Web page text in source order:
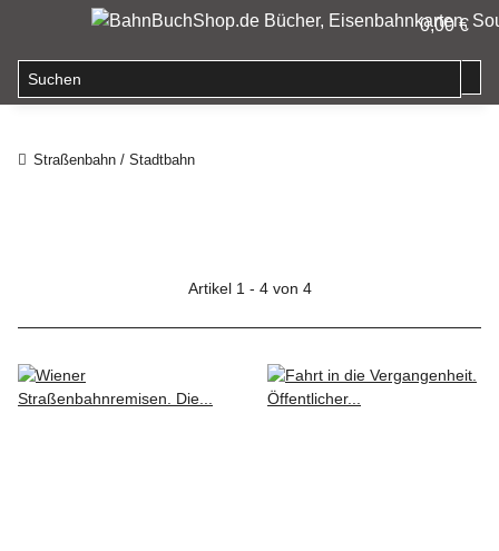
0,00 €
Straßenbahn / Stadtbahn
Artikel 1 - 4 von 4